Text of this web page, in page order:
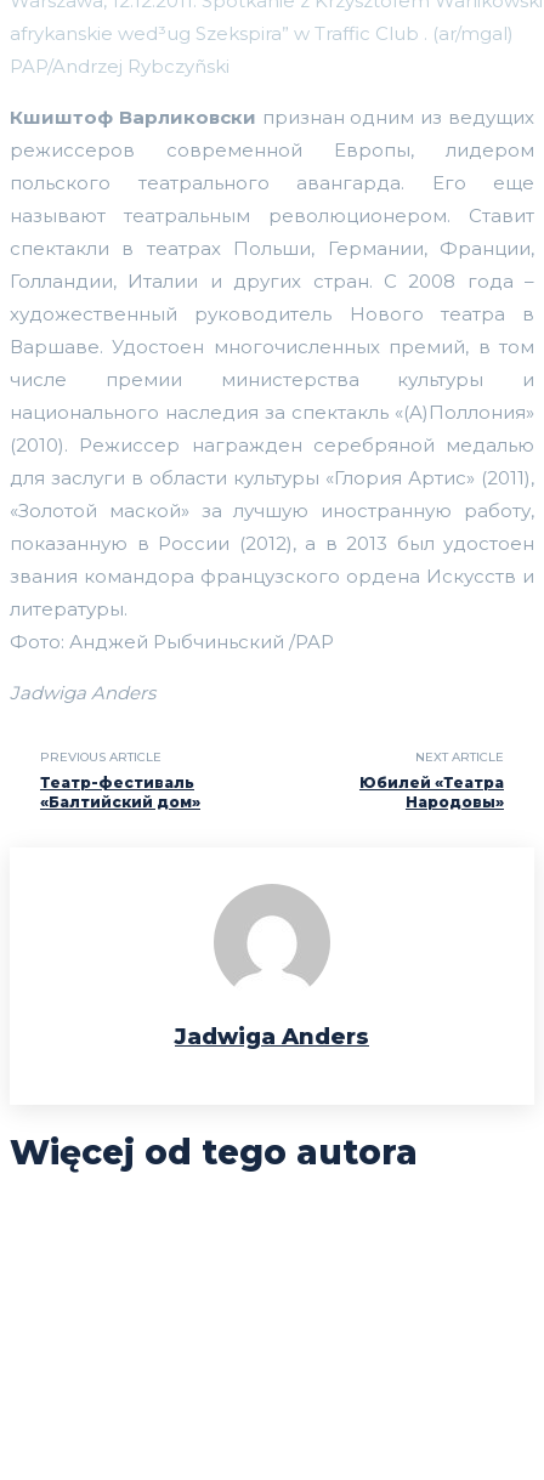
afrykanskie wed³ug Szekspira” w Traffic Club . (ar/mgal)
PAP/Andrzej Rybczyñski
Кшиштоф Варликовски признан одним из ведущих
режиссеров современной Европы, лидером
польского театрального авангарда. Его еще
называют театральным революционером. Ставит
спектакли в театрах Польши, Германии, Франции,
Голландии, Италии и других стран. С 2008 года –
художественный руководитель Нового театра в
Варшаве. Удостоен многочисленных премий, в том
числе премии министерства культуры и
национального наследия за спектакль «(A)Поллония»
(2010). Режиссер награжден серебряной медалью
для заслуги в области культуры «Глория Артис» (2011),
«Золотой маской» за лучшую иностранную работу,
показанную в России (2012), а в 2013 был удостоен
звания командора французского ордена Искусств и
литературы.
Фото: Анджей Рыбчиньский /PAP
Jadwiga Anders
PREVIOUS ARTICLE
Театр-фестиваль
«Балтийский дом»
NEXT ARTICLE
Юбилей «Театра
Народовы»
Jadwiga Anders
Więcej od tego autora